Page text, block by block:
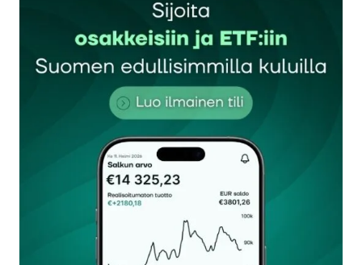
Sähköpostiosoitettasi ei julkaista.Pakolliset
kentät on merkitty*
Kommentti*
Nimesi tai nimimerkkisi